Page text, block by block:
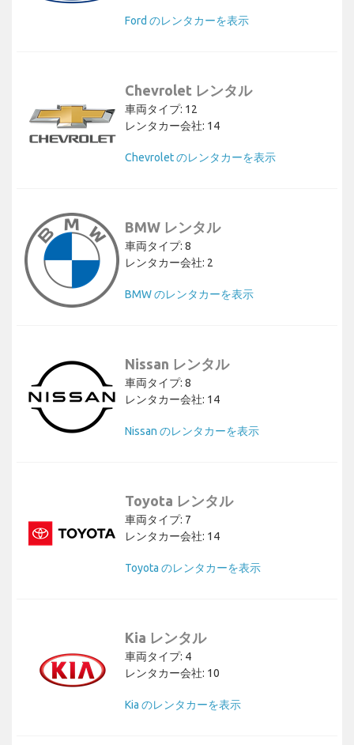
Ford のレンタカーを表示
Chevrolet レンタル
車両タイプ: 12
レンタカー会社: 14
Chevrolet のレンタカーを表示
BMW レンタル
車両タイプ: 8
レンタカー会社: 2
BMW のレンタカーを表示
Nissan レンタル
車両タイプ: 8
レンタカー会社: 14
Nissan のレンタカーを表示
Toyota レンタル
車両タイプ: 7
レンタカー会社: 14
Toyota のレンタカーを表示
Kia レンタル
車両タイプ: 4
レンタカー会社: 10
Kia のレンタカーを表示